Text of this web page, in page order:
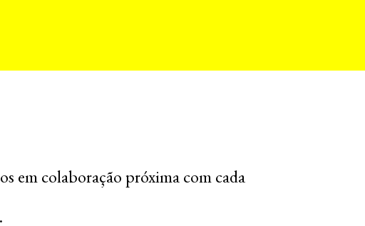
em colaboração próxima com cada